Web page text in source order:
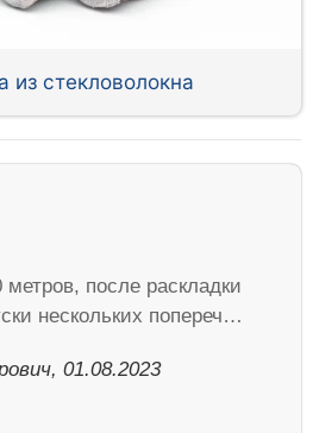
из стекловолокна
метров, после раскладки
нескольких попереч…
01.08.2023